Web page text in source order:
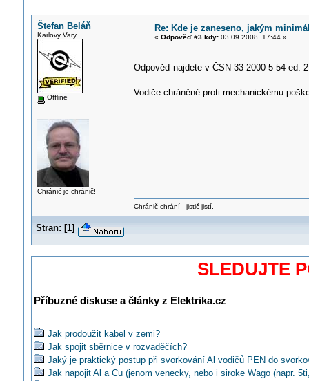
Štefan Beláň
Karlovy Vary
Offline
Chránič je chránič!
Re: Kde je zaneseno, jakým
« Odpověď #3 kdy:03.09.2008, 17:44 »
Odpověď najdete v ČSN 33 2000-5-54 ed.
Vodiče chráněné proti mechanickému
Chránič chrání - jistič jistí.
Stran: [1]
SLEDUJTE
Příbuzné diskuse a články z Elektrika.cz
Jak prodoužit kabel v zemi?
Jak spojit sběrnice v rozvaděčích?
Jaký je praktický postup při svorkování Al vodičů PEN do
Jak napojit Al a Cu (jenom venecky, nebo i siroke Wago (napr.